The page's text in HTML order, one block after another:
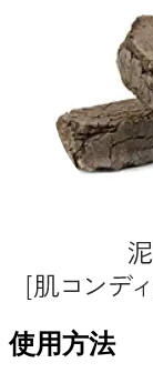
使用方法